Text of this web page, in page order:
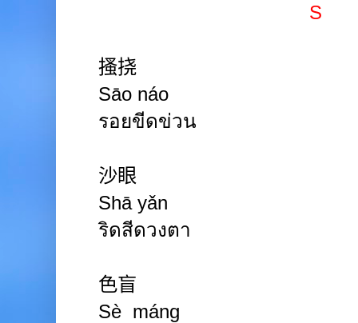
S
搔挠
Sāo náo
รอยขีดข่วน
沙眼
Shā yǎn
ริดสีดวงตา
色盲
Sè máng